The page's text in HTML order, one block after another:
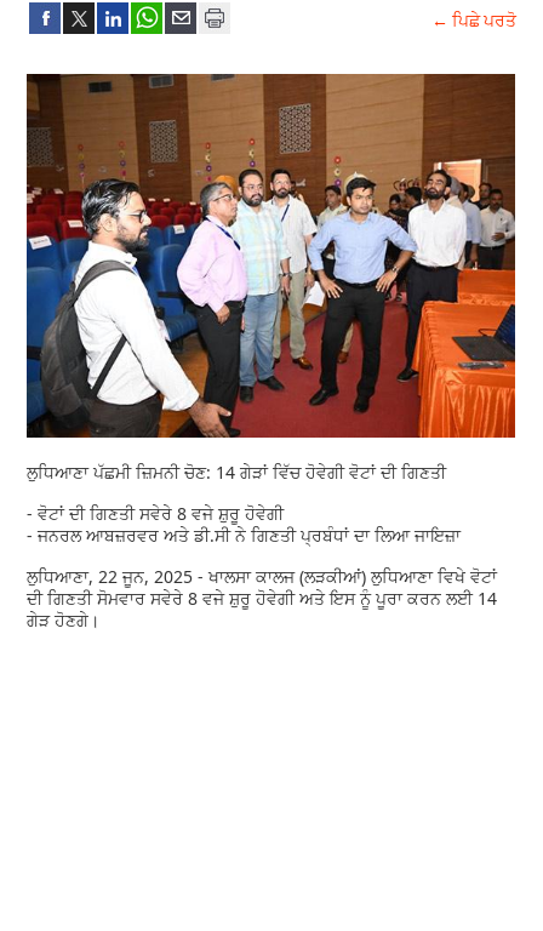
← ਪਿਛੇ ਪਰਤੋ
ਲੁਧਿਆਣਾ ਪੱਛਮੀ ਜ਼ਿਮਨੀ ਚੋਣ: 14 ਗੇੜਾਂ ਵਿੱਚ ਹੋਵੇਗੀ ਵੋਟਾਂ ਦੀ ਗਿਣਤੀ
- ਵੋਟਾਂ ਦੀ ਗਿਣਤੀ ਸਵੇਰੇ 8 ਵਜੇ ਸ਼ੁਰੂ ਹੋਵੇਗੀ
- ਜਨਰਲ ਆਬਜ਼ਰਵਰ ਅਤੇ ਡੀ.ਸੀ ਨੇ ਗਿਣਤੀ ਪ੍ਰਬੰਧਾਂ ਦਾ ਲਿਆ ਜਾਇਜ਼ਾ
ਲੁਧਿਆਣਾ, 22 ਜੂਨ, 2025 - ਖਾਲਸਾ ਕਾਲਜ (ਲੜਕੀਆਂ) ਲੁਧਿਆਣਾ ਵਿਖੇ ਵੋਟਾਂ
ਦੀ ਗਿਣਤੀ ਸੋਮਵਾਰ ਸਵੇਰੇ 8 ਵਜੇ ਸ਼ੁਰੂ ਹੋਵੇਗੀ ਅਤੇ ਇਸ ਨੂੰ ਪੂਰਾ ਕਰਨ ਲਈ 14
ਗੇੜ ਹੋਣਗੇ।